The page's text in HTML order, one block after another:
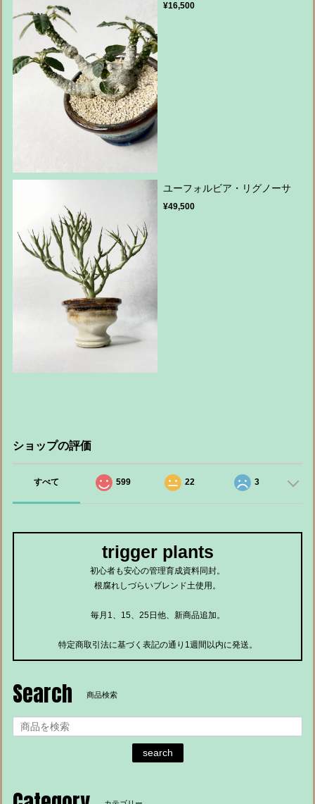
¥16,500
ユーフォルビア・リグノーサ
¥49,500
ショップの評価
すべて 599 22 3
trigger plants
初心者も安心の管理育成資料同封。
根腐れしづらいブレンド土使用。
毎月1、15、25日他、新商品追加。
特定商取引法に基づく表記の通り1週間以内に発送。
Search 商品検索
search